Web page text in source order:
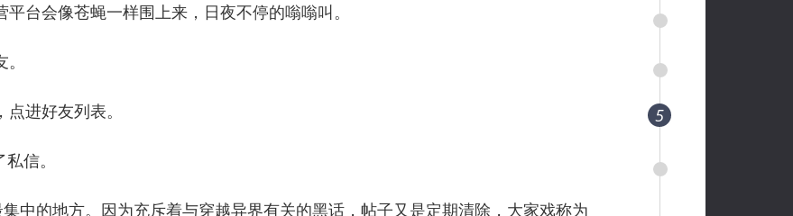
台会像苍蝇一样围上来，日夜不停的嗡嗡叫。
进好友列表。 5
信。
的地方。因为充斥着与穿越异界有关的黑话，帖子又是定期清除，大家戏称为